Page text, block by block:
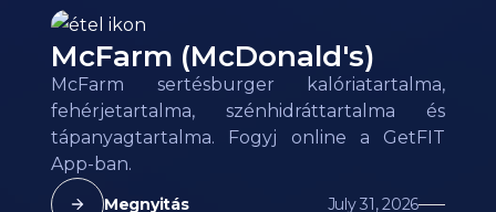
McFarm (McDonald's)
McFarm sertésburger kalóriatartalma,
fehérjetartalma, szénhidráttartalma és
tápanyagtartalma. Fogyj online a GetFIT
App-ban.
Megnyitás July 31, 2026